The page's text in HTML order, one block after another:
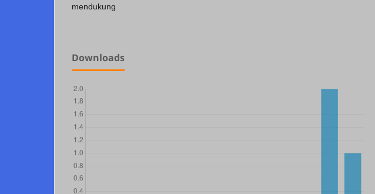
mendukung
Downloads